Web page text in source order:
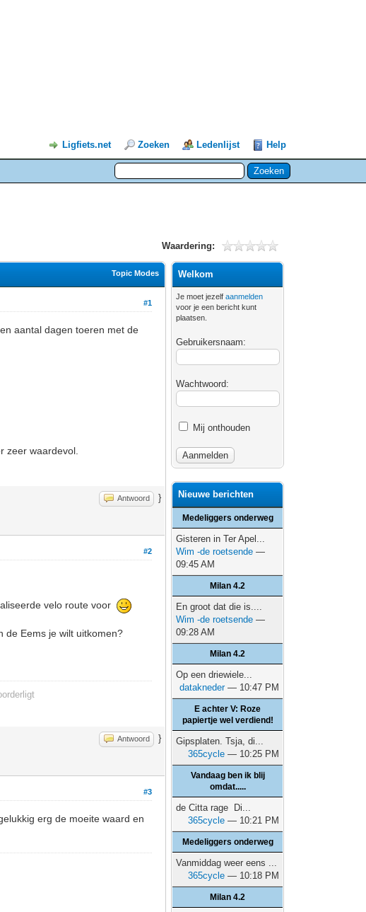
Ligfiets.net Zoeken Ledenlijst Help
Waardering:
Topic Modes
#1
aantal dagen toeren met de
zeer waardevol.
Antwoord }
#2
velo route voor
de Eems je wilt uitkomen?
Antwoord }
#3
erg de moeite waard en
Welkom
Je moet jezelfaanmelden
voor je een bericht kunt
plaatsen.
Gebruikersnaam:
Wachtwoord:
Mij onthouden
Nieuwe berichten
Medeliggers onderweg
Gisteren in Ter Apel...
Wim -de roetsende —
09:45 AM
Milan 4.2
En groot dat die is....
Wim -de roetsende —
09:28 AM
Milan 4.2
Op een driewiele...
datakneder— 10:47 PM
E achter V: Roze
papiertje wel verdiend!
Gipsplaten. Tsja, di...
365cycle — 10:25 PM
Vandaag ben ik blij
omdat.....
de Citta rage Di...
365cycle — 10:21 PM
Medeliggers onderweg
Vanmiddag weer eens ...
365cycle — 10:18 PM
Milan 4.2